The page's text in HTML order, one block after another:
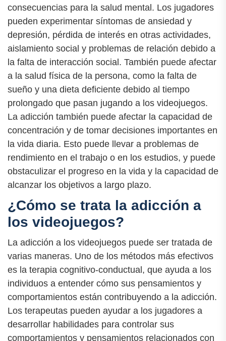
consecuencias para la salud mental. Los jugadores
pueden experimentar síntomas de ansiedad y
depresión, pérdida de interés en otras actividades,
aislamiento social y problemas de relación debido a
la falta de interacción social. También puede afectar
a la salud física de la persona, como la falta de
sueño y una dieta deficiente debido al tiempo
prolongado que pasan jugando a los videojuegos.
La adicción también puede afectar la capacidad de
concentración y de tomar decisiones importantes en
la vida diaria. Esto puede llevar a problemas de
rendimiento en el trabajo o en los estudios, y puede
obstaculizar el progreso en la vida y la capacidad de
alcanzar los objetivos a largo plazo.
¿Cómo se trata la adicción a
los videojuegos?
La adicción a los videojuegos puede ser tratada de
varias maneras. Uno de los métodos más efectivos
es la terapia cognitivo-conductual, que ayuda a los
individuos a entender cómo sus pensamientos y
comportamientos están contribuyendo a la adicción.
Los terapeutas pueden ayudar a los jugadores a
desarrollar habilidades para controlar sus
comportamientos y pensamientos relacionados con